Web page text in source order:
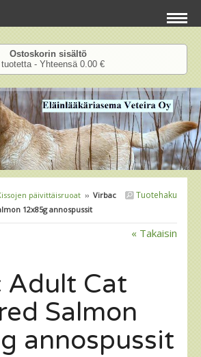
Ostoskorin sisältö
- Yhteensä 0.00 €
Tuotehaku
päivittäisruoat ›› Virbac
12x85g annospussit
« Takaisin
Adult Cat
Salmon
annospussit